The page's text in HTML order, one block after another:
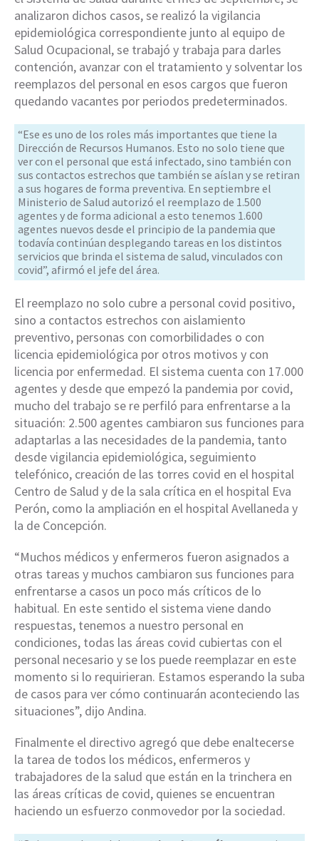
analizaron dichos casos, se realizó la vigilancia
epidemiológica correspondiente junto al equipo de
Salud Ocupacional, se trabajó y trabaja para darles
contención, avanzar con el tratamiento y solventar los
reemplazos del personal en esos cargos que fueron
quedando vacantes por periodos predeterminados.
“Ese es uno de los roles más importantes que tiene la
Dirección de Recursos Humanos. Esto no solo tiene que
ver con el personal que está infectado, sino también con
sus contactos estrechos que también se aíslan y se retiran
a sus hogares de forma preventiva. En septiembre el
Ministerio de Salud autorizó el reemplazo de 1.500
agentes y de forma adicional a esto tenemos 1.600
agentes nuevos desde el principio de la pandemia que
todavía continúan desplegando tareas en los distintos
servicios que brinda el sistema de salud, vinculados con
covid”, afirmó el jefe del área.
El reemplazo no solo cubre a personal covid positivo,
sino a contactos estrechos con aislamiento
preventivo, personas con comorbilidades o con
licencia epidemiológica por otros motivos y con
licencia por enfermedad. El sistema cuenta con 17.000
agentes y desde que empezó la pandemia por covid,
mucho del trabajo se re perfiló para enfrentarse a la
situación: 2.500 agentes cambiaron sus funciones para
adaptarlas a las necesidades de la pandemia, tanto
desde vigilancia epidemiológica, seguimiento
telefónico, creación de las torres covid en el hospital
Centro de Salud y de la sala crítica en el hospital Eva
Perón, como la ampliación en el hospital Avellaneda y
la de Concepción.
“Muchos médicos y enfermeros fueron asignados a
otras tareas y muchos cambiaron sus funciones para
enfrentarse a casos un poco más críticos de lo
habitual. En este sentido el sistema viene dando
respuestas, tenemos a nuestro personal en
condiciones, todas las áreas covid cubiertas con el
personal necesario y se los puede reemplazar en este
momento si lo requirieran. Estamos esperando la suba
de casos para ver cómo continuarán aconteciendo las
situaciones”, dijo Andina.
Finalmente el directivo agregó que debe enaltecerse
la tarea de todos los médicos, enfermeros y
trabajadores de la salud que están en la trinchera en
las áreas críticas de covid, quienes se encuentran
haciendo un esfuerzo conmovedor por la sociedad.